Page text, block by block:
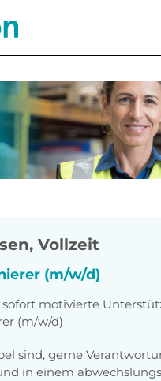
, Vollzeit
(m/w/d)
motivierte
(m/w/d)
sind, gerne
in einem